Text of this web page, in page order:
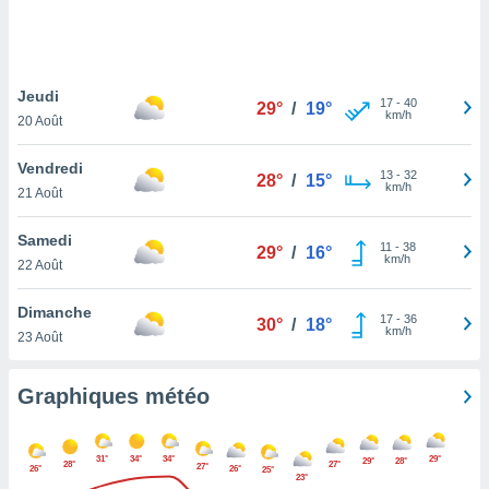
pas
de
à
cas,
que
sur le
ne
Jeudi
20 Août
29° / 19° 17- 40
km/h
Vendredi
21 Août
28° / 15° 13- 32
km/h
Samedi
22 Août
29° / 16° 11 - 38
km/h
Dimanche
23 Août
30° / 18° 17- 36
km/h
Graphiques météo
26° 28°
31° 34° 34°
27° 26° 25°
23°
27° 29° 28° 29°